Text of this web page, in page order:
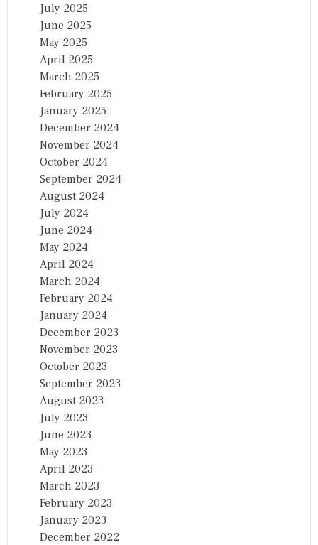
July 2025
June 2025
May 2025
April 2025
March 2025
February 2025
January 2025
December 2024
November 2024
October 2024
September 2024
August 2024
July 2024
June 2024
May 2024
April 2024
March 2024
February 2024
January 2024
December 2023
November 2023
October 2023
September 2023
August 2023
July 2023
June 2023
May 2023
April 2023
March 2023
February 2023
January 2023
December 2022